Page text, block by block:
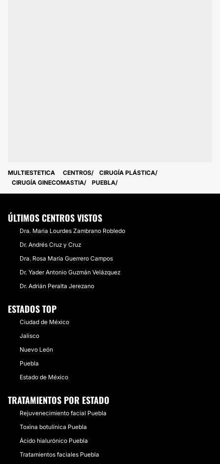
MULTIESTETICA CENTROS
CIRUGÍA PLÁSTICA
CIRUGÍA GINECOMASTIA
PUEBLA
ÚLTIMOS CENTROS VISTOS
Dra. Maria Lourdes Zambrano Robledo
Dr. Andrés Cruz y Cruz
Dra. Rosa María Guerrero Campos
Dr. Yader Antonio Guzmán Velázquez
Dr. Adrián Peralta Jerezano
ESTADOS TOP
Ciudad de México
Jalisco
Nuevo León
Puebla
Estado de México
TRATAMIENTOS POR ESTADO
Rejuvenecimiento facial Puebla
Toxina botulínica Puebla
Ácido hialurónico Puebla
Tratamientos faciales Puebla